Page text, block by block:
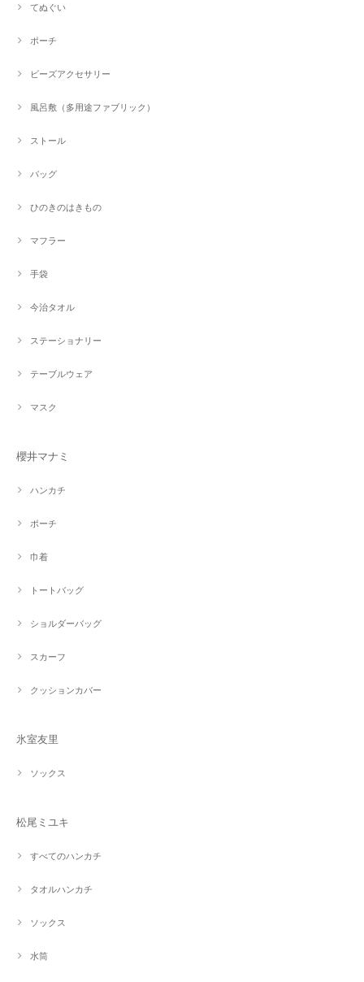
てぬぐい
ポーチ
ビーズアクセサリー
風呂敷（多用途ファブリック）
ストール
バッグ
ひのきのはきもの
マフラー
手袋
今治タオル
ステーショナリー
テーブルウェア
マスク
櫻井マナミ
ハンカチ
ポーチ
巾着
トートバッグ
ショルダーバッグ
スカーフ
クッションカバー
氷室友里
ソックス
松尾ミユキ
すべてのハンカチ
タオルハンカチ
ソックス
水筒